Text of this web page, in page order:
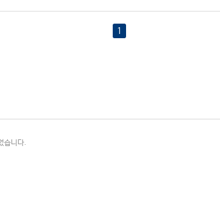
1
습니다.